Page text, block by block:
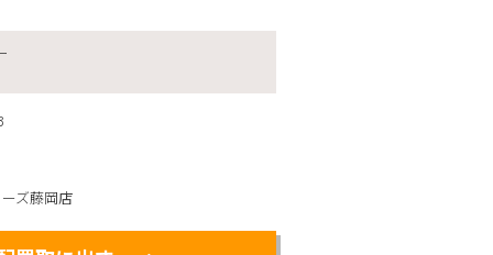
ズ藤岡店